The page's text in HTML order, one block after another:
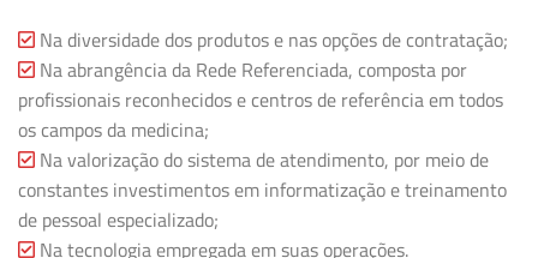
Na diversidade dos produtos e nas opções de contratação;
Na abrangência da Rede Referenciada, composta por
profissionais reconhecidos e centros de referência em todos
os campos da medicina;
Na valorização do sistema de atendimento, por meio de
constantes investimentos em informatização e treinamento
de pessoal especializado;
Na tecnologia empregada em suas operações.